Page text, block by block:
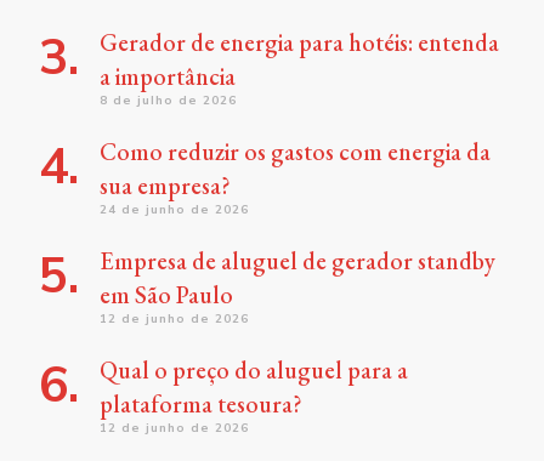
Gerador de energia para hotéis: entenda
a importância
8 de julho de 2026
Como reduzir os gastos com energia da
sua empresa?
24 de junho de 2026
Empresa de aluguel de gerador standby
em São Paulo
12 de junho de 2026
Qual o preço do aluguel para a
plataforma tesoura?
12 de junho de 2026